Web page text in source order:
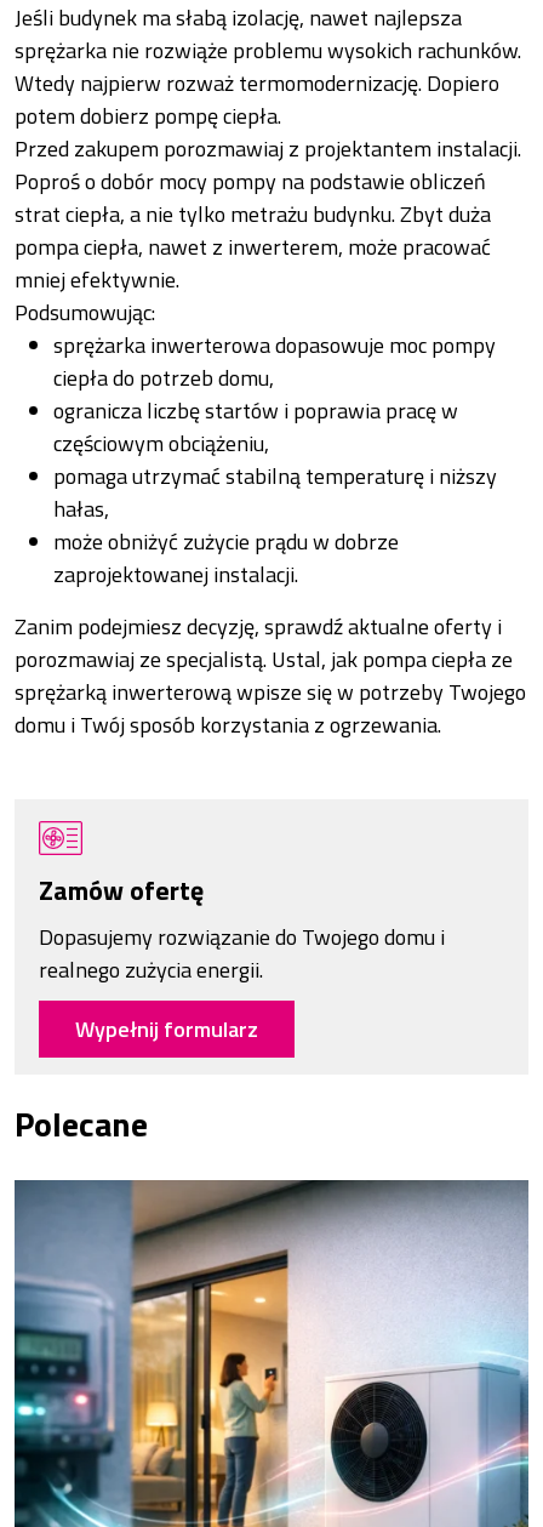
Jeśli budynek ma słabą izolację, nawet najlepsza
sprężarka nie rozwiąże problemu wysokich rachunków.
Wtedy najpierw rozważ termomodernizację. Dopiero
potem dobierz pompę ciepła.
Przed zakupem porozmawiaj z projektantem instalacji.
Poproś o dobór mocy pompy na podstawie obliczeń
strat ciepła, a nie tylko metrażu budynku. Zbyt duża
pompa ciepła, nawet z inwerterem, może pracować
mniej efektywnie.
Podsumowując:
sprężarka inwerterowa dopasowuje moc pompy
ciepła do potrzeb domu,
ogranicza liczbę startów i poprawia pracę w
częściowym obciążeniu,
pomaga utrzymać stabilną temperaturę i niższy
hałas,
może obniżyć zużycie prądu w dobrze
zaprojektowanej instalacji.
Zanim podejmiesz decyzję, sprawdź aktualne oferty i
porozmawiaj ze specjalistą. Ustal, jak pompa ciepła ze
sprężarką inwerterową wpisze się w potrzeby Twojego
domu i Twój sposób korzystania z ogrzewania.
Zamów ofertę
Dopasujemy rozwiązanie do Twojego domu i
realnego zużycia energii.
Wypełnij formularz
Polecane